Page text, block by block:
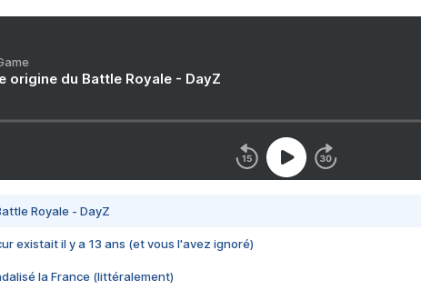
origine du Battle Royale - DayZ
Royale - DayZ
existait il y a 13 ans (et vous l'avez ignoré)
la France (littéralement)